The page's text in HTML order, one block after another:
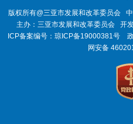
版权所有@三亚市发展和改革委员会
主办：三亚市发展和改革委员会
开
ICP备案编号： 琼ICP备19000381号
网安备